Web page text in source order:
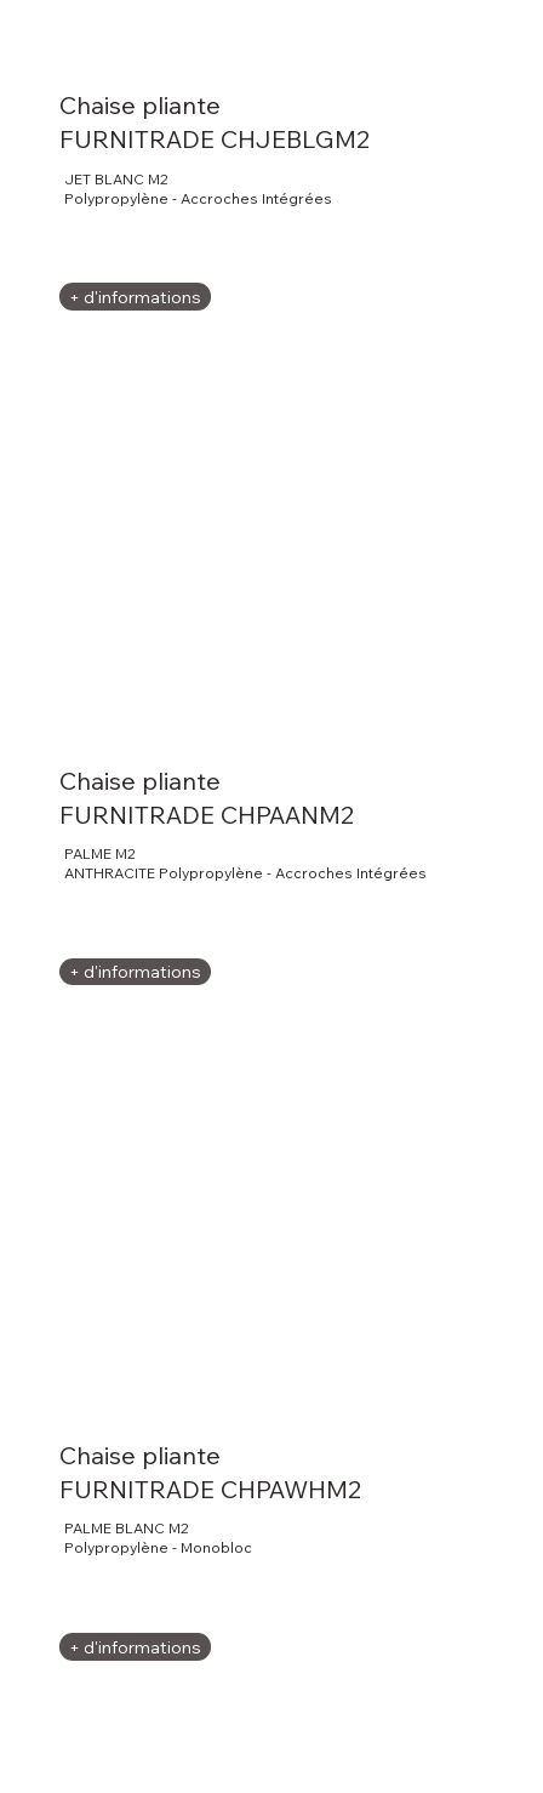
Chaise pliante
FURNITRADE CHJEBLGM2
JET BLANC M2
Polypropylène - Accroches Intégrées
+ d'informations
Chaise pliante
FURNITRADE CHPAANM2
PALME M2
ANTHRACITE Polypropylène - Accroches Intégrées
+ d'informations
Chaise pliante
FURNITRADE CHPAWHM2
PALME BLANC M2
Polypropylène - Monobloc
+ d'informations